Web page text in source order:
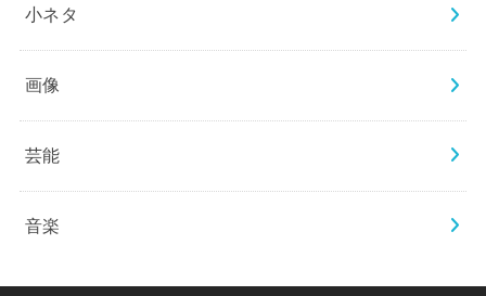
小ネタ
画像
芸能
音楽